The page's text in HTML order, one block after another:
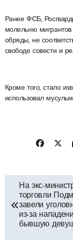
Ранее ФСБ,
молельню мигрантов
обряды, не
свободе совести и
Кроме того, стало
использовал
по
записям
На экс-
торговли
завели
из-за
бывшую